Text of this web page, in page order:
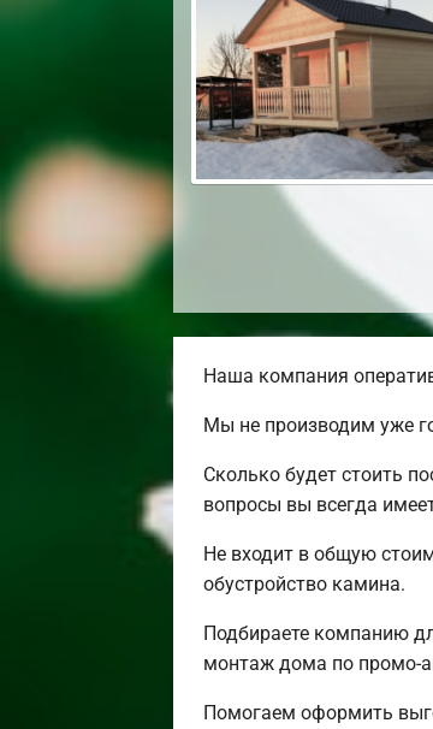
Наша компания
Мы не производим уже
Сколько будет стоить
вопросы вы всегда
Не входит в общую
обустройство камина.
Подбираете компанию
монтаж дома по промо-
Помогаем оформить